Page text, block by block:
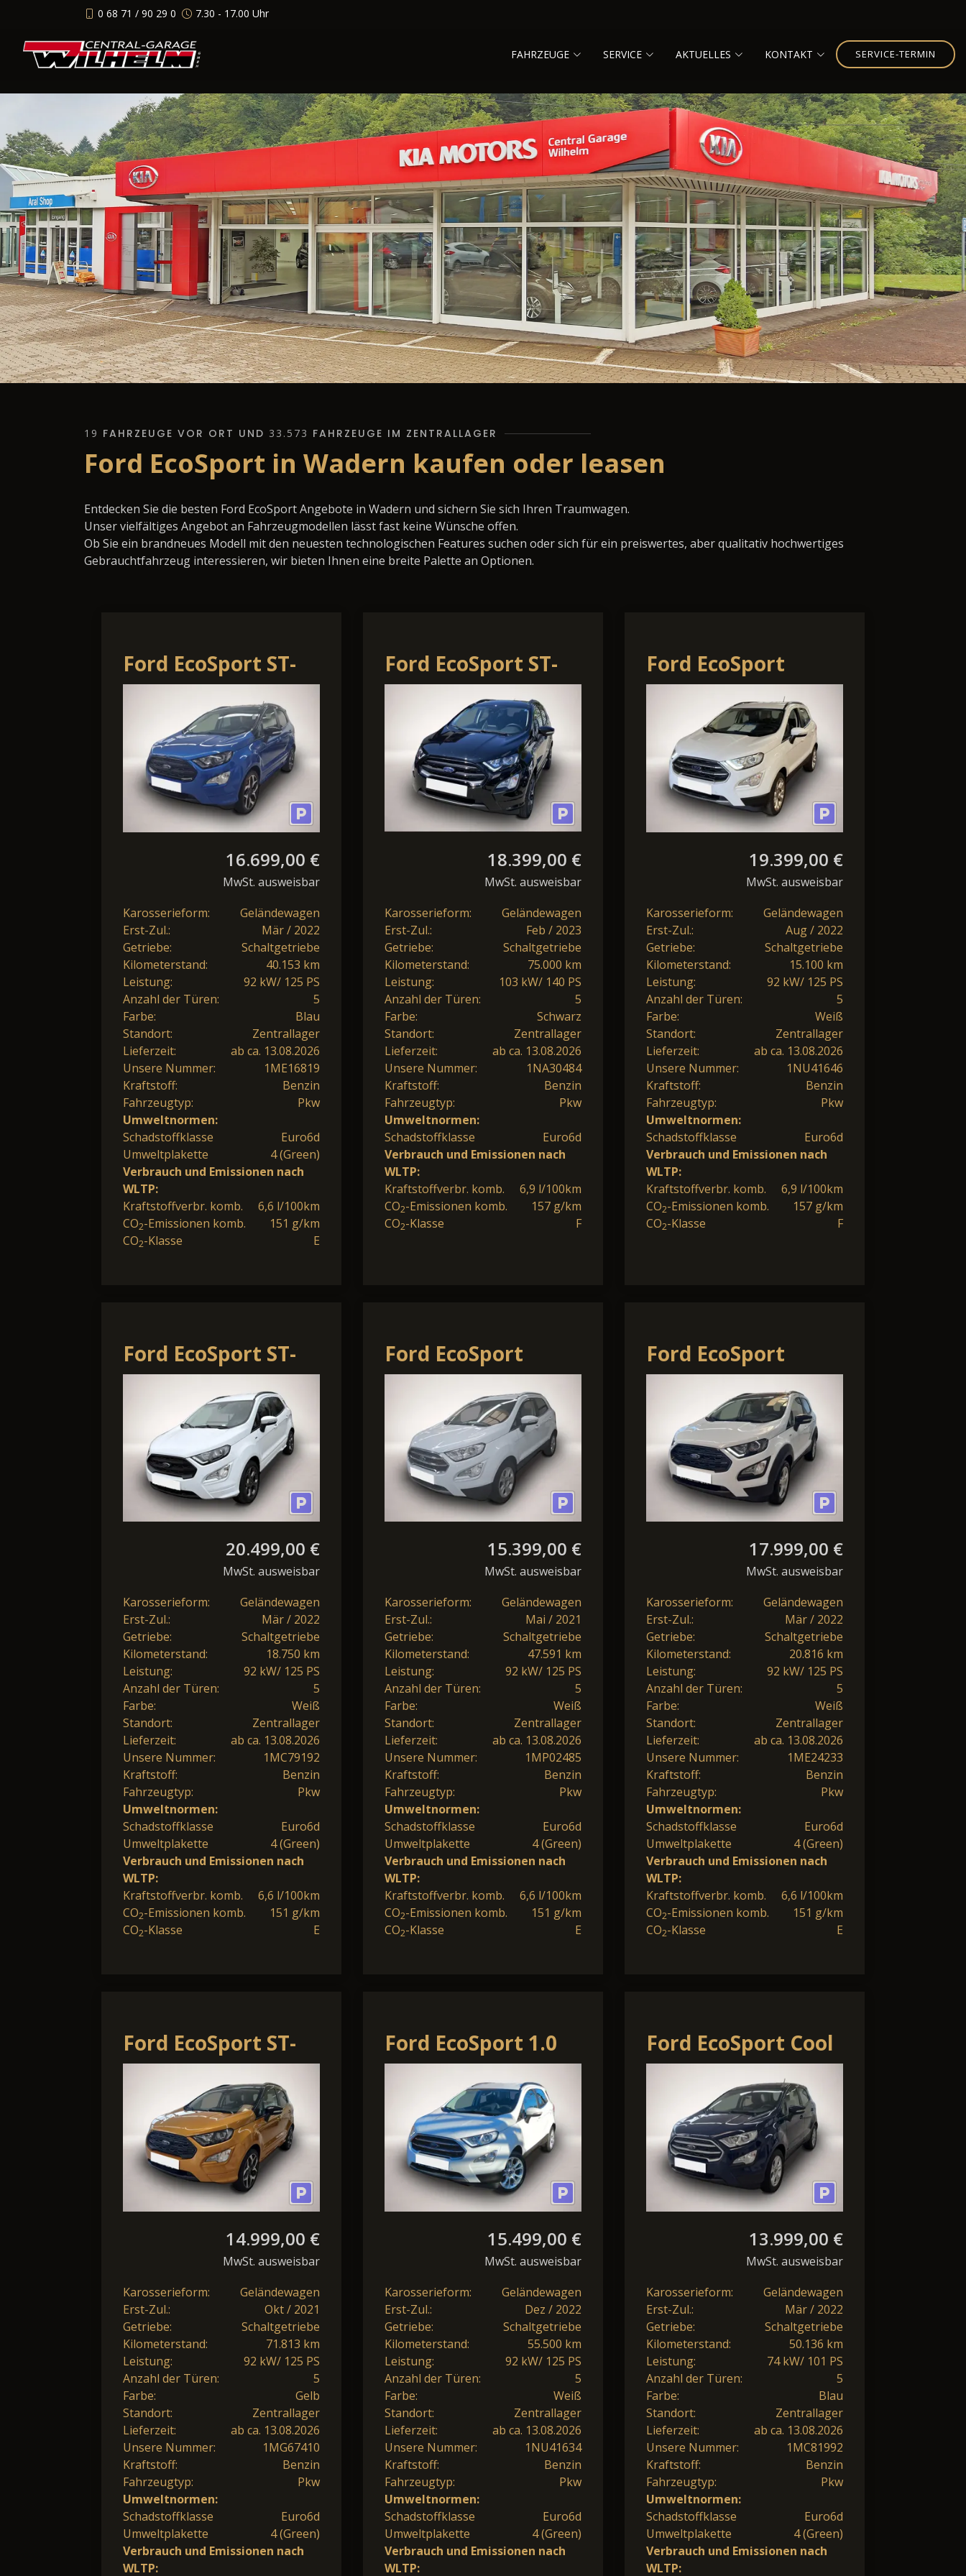
0 68 71 / 90 29 0 7.30 - 17.00 Uhr
FAHRZEUGE SERVICE AKTUELLES KONTAKT SERVICE-TERMIN
19 FAHRZEUGE VOR ORT UND 33.573 FAHRZEUGE IM ZENTRALLAGER
Ford EcoSport in Wadern kaufen oder leasen
Entdecken Sie die besten Ford EcoSport Angebote in Wadern und sichern Sie sich Ihren Traumwagen.
Unser vielfältiges Angebot an Fahrzeugmodellen lässt fast keine Wünsche offen.
Ob Sie ein brandneues Modell mit den neuesten technologischen Features suchen oder sich für ein preiswertes, aber qualitativ hochwertiges
Gebrauchtfahrzeug interessieren, wir bieten Ihnen eine breite Palette an Optionen.
Ford EcoSport ST-
Line
Klimaautomatik
Bluetooth LED
16.699,00 €
MwSt. ausweisbar
Karosserieform:
Geländewagen
Erst-Zul.:
Mär / 2022
Getriebe:
Schaltgetriebe
Kilometerstand:
40.153 km
Leistung:
92 kW/ 125 PS
Anzahl der Türen:
5
Farbe:
Blau
Standort:
Zentrallager
Lieferzeit:
ab ca. 13.08.2026
Unsere Nummer:
1ME16819
Kraftstoff:
Benzin
Fahrzeugtyp:
Pkw
Umweltnormen:
Schadstoffklasse
Euro6d
Umweltplakette
4 (Green)
Verbrauch und Emissionen nach
WLTP:
Kraftstoffverbr. komb.
6,6 l/100km
CO2-Emissionen komb.
151 g/km
CO2-Klasse E
Ford EcoSport ST-
Line Bluetooth
Navi LED Klima
18.399,00 €
MwSt. ausweisbar
Karosserieform:
Geländewagen
Erst-Zul.:
Feb / 2023
Getriebe:
Schaltgetriebe
Kilometerstand:
75.000 km
Leistung:
103 kW/ 140 PS
Anzahl der Türen:
5
Farbe:
Schwarz
Standort:
Zentrallager
Lieferzeit:
ab ca. 13.08.2026
Unsere Nummer:
1NA30484
Kraftstoff:
Benzin
Fahrzeugtyp:
Pkw
Umweltnormen:
Schadstoffklasse
Euro6d
Verbrauch und Emissionen nach
WLTP:
Kraftstoffverbr. komb.
6,9 l/100km
CO2-Emissionen komb.
157 g/km
CO2-Klasse F
Ford EcoSport
Titanium Bluetooth
LED Klima
Einparkhil
19.399,00 €
MwSt. ausweisbar
Karosserieform:
Geländewagen
Erst-Zul.:
Aug / 2022
Getriebe:
Schaltgetriebe
Kilometerstand:
15.100 km
Leistung:
92 kW/ 125 PS
Anzahl der Türen:
5
Farbe:
Weiß
Standort:
Zentrallager
Lieferzeit:
ab ca. 13.08.2026
Unsere Nummer:
1NU41646
Kraftstoff:
Benzin
Fahrzeugtyp:
Pkw
Umweltnormen:
Schadstoffklasse
Euro6d
Verbrauch und Emissionen nach
WLTP:
Kraftstoffverbr. komb.
6,9 l/100km
CO2-Emissionen komb.
157 g/km
CO2-Klasse F
Ford EcoSport ST-
Line X Bluetooth
Navi LED Klima
20.499,00 €
MwSt. ausweisbar
Karosserieform:
Geländewagen
Erst-Zul.:
Mär / 2022
Getriebe:
Schaltgetriebe
Kilometerstand:
18.750 km
Leistung:
92 kW/ 125 PS
Anzahl der Türen:
5
Farbe:
Weiß
Standort:
Zentrallager
Lieferzeit:
ab ca. 13.08.2026
Unsere Nummer:
1MC79192
Kraftstoff:
Benzin
Fahrzeugtyp:
Pkw
Umweltnormen:
Schadstoffklasse
Euro6d
Umweltplakette
4 (Green)
Verbrauch und Emissionen nach
WLTP:
Kraftstoffverbr. komb.
6,6 l/100km
CO2-Emissionen komb.
151 g/km
CO2-Klasse E
Ford EcoSport
Titanium
Rückfahrkamera
Tempomat Navi
15.399,00 €
MwSt. ausweisbar
Karosserieform:
Geländewagen
Erst-Zul.:
Mai / 2021
Getriebe:
Schaltgetriebe
Kilometerstand:
47.591 km
Leistung:
92 kW/ 125 PS
Anzahl der Türen:
5
Farbe:
Weiß
Standort:
Zentrallager
Lieferzeit:
ab ca. 13.08.2026
Unsere Nummer:
1MP02485
Kraftstoff:
Benzin
Fahrzeugtyp:
Pkw
Umweltnormen:
Schadstoffklasse
Euro6d
Umweltplakette
4 (Green)
Verbrauch und Emissionen nach
WLTP:
Kraftstoffverbr. komb.
6,6 l/100km
CO2-Emissionen komb.
151 g/km
CO2-Klasse E
Ford EcoSport
Active Tempomat
Bluetooth LED
Klima
17.999,00 €
MwSt. ausweisbar
Karosserieform:
Geländewagen
Erst-Zul.:
Mär / 2022
Getriebe:
Schaltgetriebe
Kilometerstand:
20.816 km
Leistung:
92 kW/ 125 PS
Anzahl der Türen:
5
Farbe:
Weiß
Standort:
Zentrallager
Lieferzeit:
ab ca. 13.08.2026
Unsere Nummer:
1ME24233
Kraftstoff:
Benzin
Fahrzeugtyp:
Pkw
Umweltnormen:
Schadstoffklasse
Euro6d
Umweltplakette
4 (Green)
Verbrauch und Emissionen nach
WLTP:
Kraftstoffverbr. komb.
6,6 l/100km
CO2-Emissionen komb.
151 g/km
CO2-Klasse E
Ford EcoSport ST-
Line Sportpaket
Bluetooth Navi LED
14.999,00 €
MwSt. ausweisbar
Karosserieform:
Geländewagen
Erst-Zul.:
Okt / 2021
Getriebe:
Schaltgetriebe
Kilometerstand:
71.813 km
Leistung:
92 kW/ 125 PS
Anzahl der Türen:
5
Farbe:
Gelb
Standort:
Zentrallager
Lieferzeit:
ab ca. 13.08.2026
Unsere Nummer:
1MG67410
Kraftstoff:
Benzin
Fahrzeugtyp:
Pkw
Umweltnormen:
Schadstoffklasse
Euro6d
Umweltplakette
4 (Green)
Verbrauch und Emissionen nach
WLTP:
Ford EcoSport 1.0
EcoBoost Titanium
Bluetooth LED Kli
15.499,00 €
MwSt. ausweisbar
Karosserieform:
Geländewagen
Erst-Zul.:
Dez / 2022
Getriebe:
Schaltgetriebe
Kilometerstand:
55.500 km
Leistung:
92 kW/ 125 PS
Anzahl der Türen:
5
Farbe:
Weiß
Standort:
Zentrallager
Lieferzeit:
ab ca. 13.08.2026
Unsere Nummer:
1NU41634
Kraftstoff:
Benzin
Fahrzeugtyp:
Pkw
Umweltnormen:
Schadstoffklasse
Euro6d
Umweltplakette
4 (Green)
Verbrauch und Emissionen nach
WLTP:
Ford EcoSport Cool
& Connect
Tempomat
Bluetooth LED
13.999,00 €
MwSt. ausweisbar
Karosserieform:
Geländewagen
Erst-Zul.:
Mär / 2022
Getriebe:
Schaltgetriebe
Kilometerstand:
50.136 km
Leistung:
74 kW/ 101 PS
Anzahl der Türen:
5
Farbe:
Blau
Standort:
Zentrallager
Lieferzeit:
ab ca. 13.08.2026
Unsere Nummer:
1MC81992
Kraftstoff:
Benzin
Fahrzeugtyp:
Pkw
Umweltnormen:
Schadstoffklasse
Euro6d
Umweltplakette
4 (Green)
Verbrauch und Emissionen nach
WLTP: